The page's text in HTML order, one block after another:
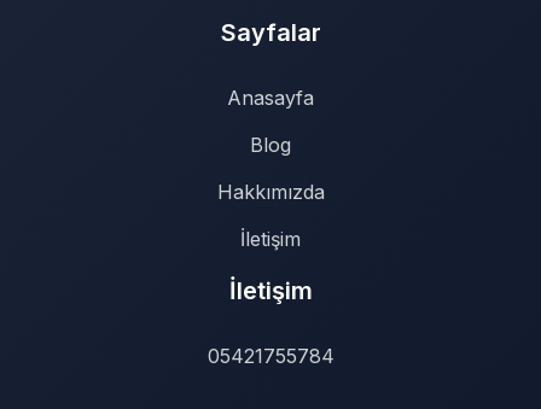
Sayfalar
Anasayfa
Blog
Hakkımızda
İletişim
İletişim
05421755784